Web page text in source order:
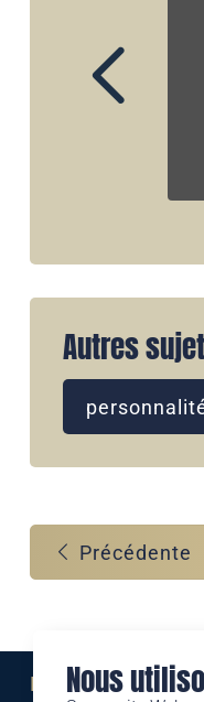
Nous
Autres
Précédente
Eine Marke der